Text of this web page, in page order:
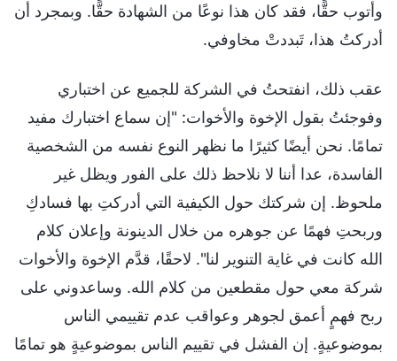
وأتوب حقًّا، فقد كان هذا نوعًا من الشهادة حقًّا. وبمجرد أن
أدركتُ هذا، تَبددتْ مخاوفي.
عقب ذلك، انفتحتُ في الشركة للجميع عن اختباري
وفوجئتُ بقول الإخوة والأخوات: "إن سماع اختبارك مفيد
تمامًا. نحن أيضًا كثيرًا ما نظهر النوع نفسه من الشخصية
الفاسدة، عدا أننا لا نلاحظ ذلك على الفور ويظل غير
ملحوظ. إن شركتك حول الكيفية التي أدركتِ بها فسادكِ
وربحتِ فهمًا عن جوهره من خلال الدينونة وإعلان كلام
الله كانت في غاية التنوير لنا". لاحقًا، قدَّم الإخوة والأخوات
شركة معي حول مقطعين من كلام الله. وساعدوني على
ربح فهمٍ أعمق لجوهر وعواقب عدم تقييمي الناس
بموضوعيةٍ. إن الفشل في تقييم الناس بموضوعيةٍ هو تمامًا